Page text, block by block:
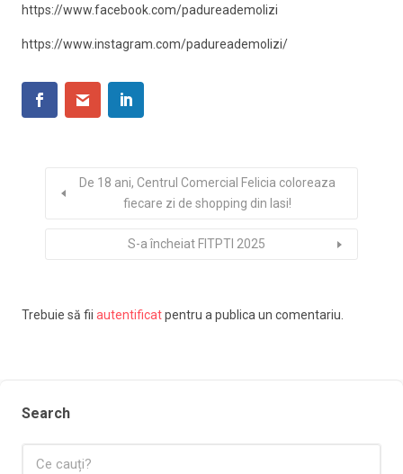
https://www.facebook.com/padureademolizi
https://www.instagram.com/padureademolizi/
De 18 ani, Centrul Comercial Felicia coloreaza
fiecare zi de shopping din Iasi!
S-a încheiat FITPTI 2025
Trebuie să fii autentificatpentru a publica un comentariu.
Search